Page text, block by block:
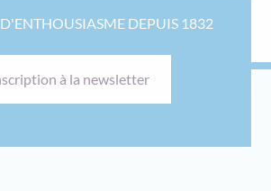
INDISPENSABLES DU MAIRE
DE RÉCEPTION PERSONNALISABLE
D'AFFICHAGE ÉLECTORAL
DEPUIS 1832
à la newsletter